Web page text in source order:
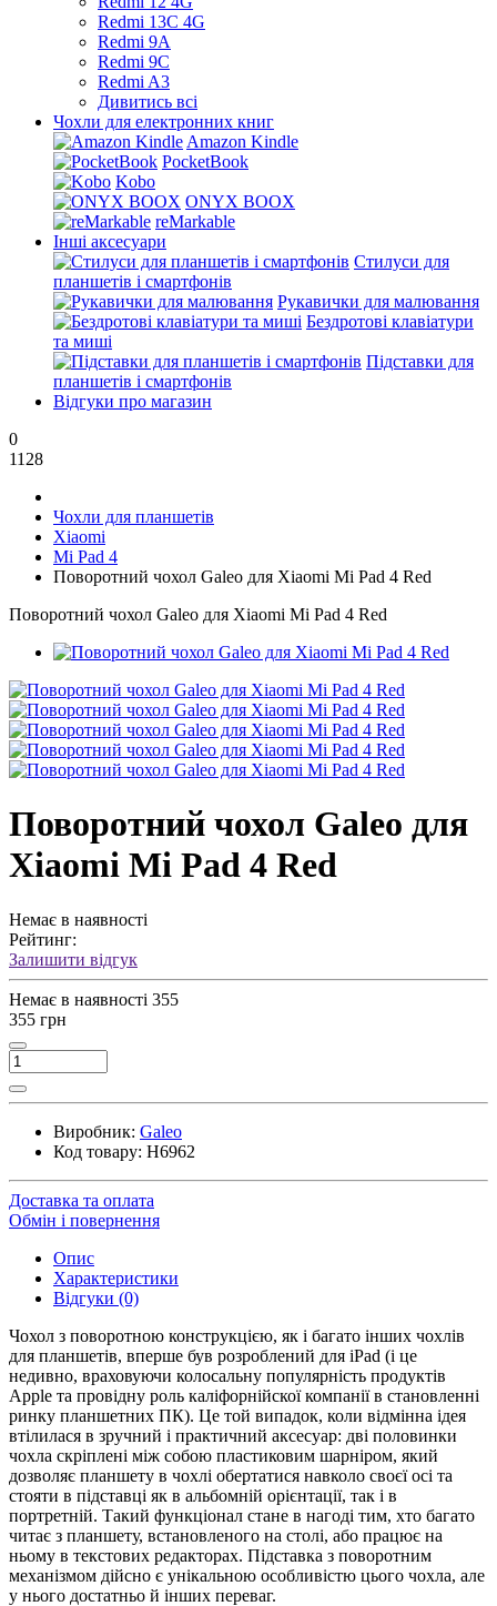
Redmi 13C 4G
Redmi 9A
Redmi 9C
Redmi A3
Дивитись всі
Чохли для електронних книг
Amazon Kindle
PocketBook
Kobo
ONYX BOOX
reMarkable
Інші аксесуари
Стилуси для
планшетів і смартфонів
Рукавички для малювання
Бездротові клавіатури
та миші
Підставки для
планшетів і смартфонів
Відгуки про магазин
0
1128
Чохли для планшетів
Xiaomi
Mi Pad 4
Поворотний чохол Galeo для Xiaomi Mi Pad 4 Red
Поворотний чохол Galeo для Xiaomi Mi Pad 4 Red
Поворотний чохол Galeo для
Xiaomi Mi Pad 4 Red
Немає в наявності
Рейтинг:
Залишити відгук
Немає в наявності 355
355 грн
Виробник: Galeo
Код товару: H6962
Доставка та оплата
Обмін і повернення
Опис
Характеристики
Відгуки (0)
Чохол з поворотною конструкцією, як і багато інших чохлів
для планшетів, вперше був розроблений для iPad (і це
недивно, враховуючи колосальну популярність продуктів
Apple та провідну роль каліфорнійскої компанії в становленні
ринку планшетних ПК). Це той випадок, коли відмінна ідея
втілилася в зручний і практичний аксесуар: дві половинки
чохла скріплені між собою пластиковим шарніром, який
дозволяє планшету в чохлі обертатися навколо своєї осі та
стояти в підставці як в альбомній орієнтації, так і в
портретній. Такий функціонал стане в нагоді тим, хто багато
читає з планшету, встановленого на столі, або працює на
ньому в текстових редакторах. Підставка з поворотним
механізмом дійсно є унікальною особливістю цього чохла, але
у нього достатньо й інших переваг.